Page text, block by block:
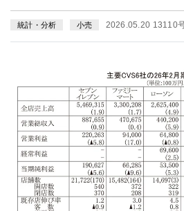
統計・分析 小売 2026.05.20 13110